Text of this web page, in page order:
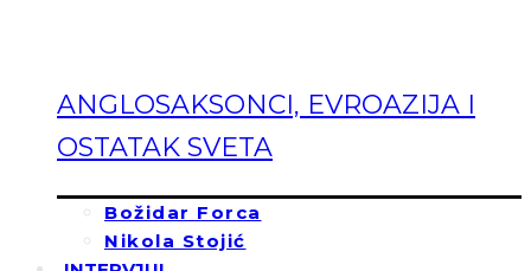
ANGLOSAKSONCI, EVROAZIJA I
OSTATAK SVETA
Božidar Forca
Nikola Stojić